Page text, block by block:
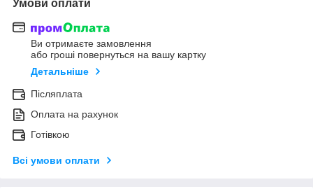
Умови оплати
Ви отримаєте замовлення
або гроші повернуться на вашу картку
Детальніше
Післяплата
Оплата на рахунок
Готівкою
Всі умови оплати